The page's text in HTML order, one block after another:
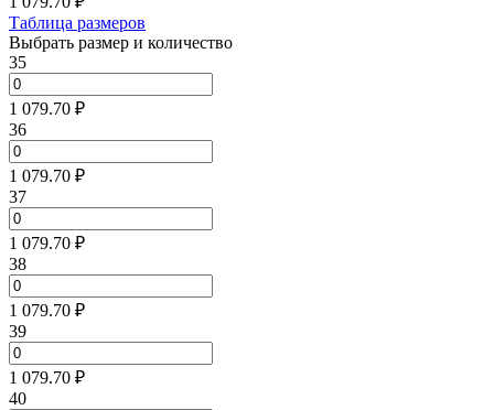
Таблица размеров
Выбрать размер и количество
35
1 079.70 ₽
36
1 079.70 ₽
37
1 079.70 ₽
38
1 079.70 ₽
39
1 079.70 ₽
40